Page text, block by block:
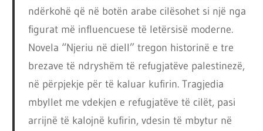
ndërkohë që në botën arabe cilësohet si një nga
figurat më influencuese të letërsisë moderne.
Novela “Njeriu në diell” tregon historinë e tre
brezave të ndryshëm të refugjatëve palestinezë,
në përpjekje për të kaluar kufirin. Tragjedia
mbyllet me vdekjen e refugjatëve të cilët, pasi
arrijnë të kalojnë kufirin, vdesin të mbytur në